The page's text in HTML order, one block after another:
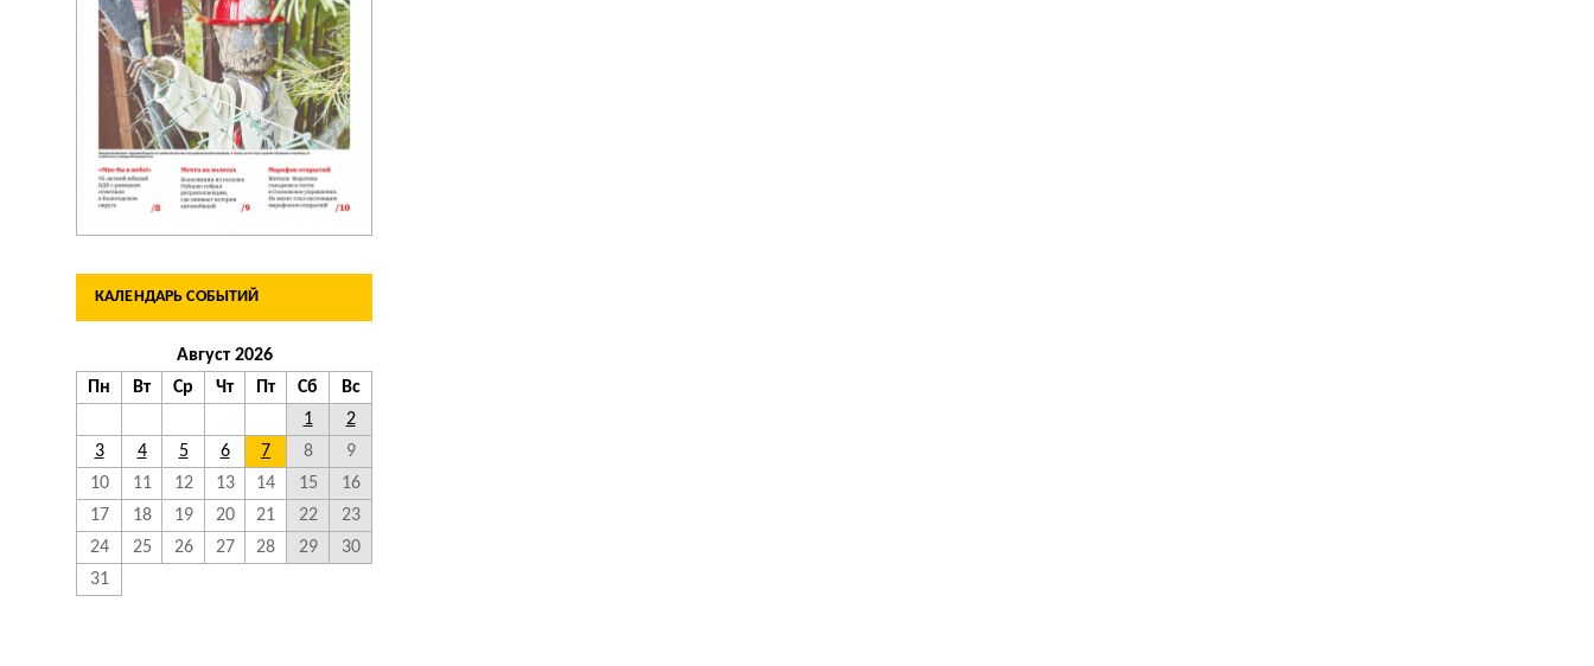
КАЛЕНДАРЬ СОБЫТИЙ
Август 2026
Пн
Вт Ср Чт Пт Сб
Вс
1
2
3
4 5 6 7 8
9
10
11 12 13 14 15
16
17
18 19 20 21 22
23
24
25 26 27 28 29
30
31